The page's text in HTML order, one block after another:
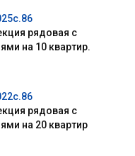
рядовая с
на 10 квартир.
рядовая с
на 20 квартир